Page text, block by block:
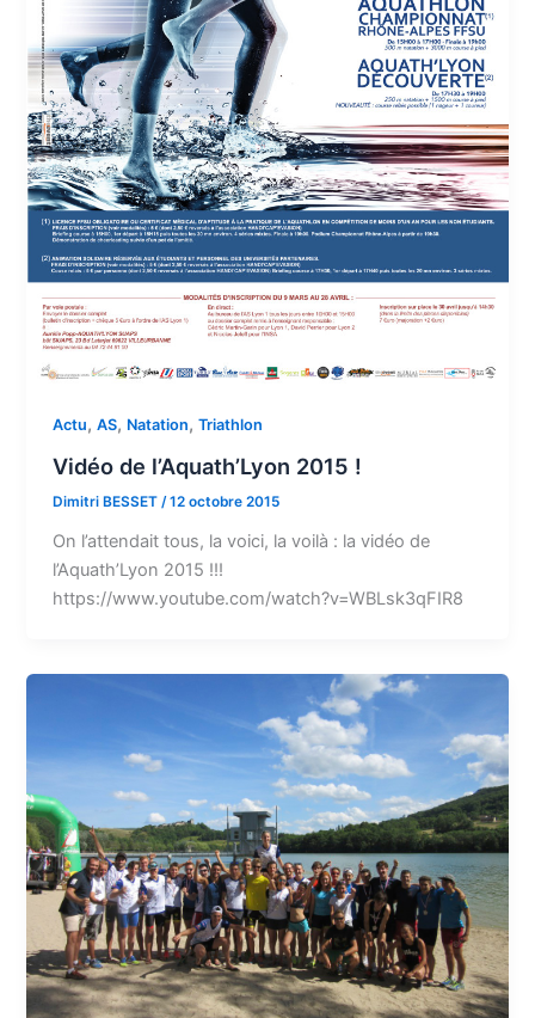
Actu,AS, Natation,Triathlon
Vidéo de l’Aquath’Lyon 2015 !
Dimitri BESSET/12 octobre 2015
On l’attendait tous, la voici, la voilà : la vidéo de
l’Aquath’Lyon 2015 !!!
https://www.youtube.com/watch?v=WBLsk3qFIR8